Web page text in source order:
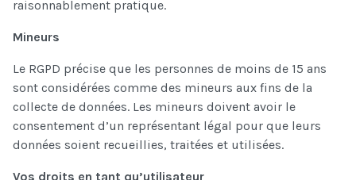
raisonnablement pratique.
Mineurs
Le RGPD précise que les personnes de moins de 15 ans
sont considérées comme des mineurs aux fins de la
collecte de données. Les mineurs doivent avoir le
consentement d’un représentant légal pour que leurs
données soient recueillies, traitées et utilisées.
Vos droits en tant qu’utilisateur